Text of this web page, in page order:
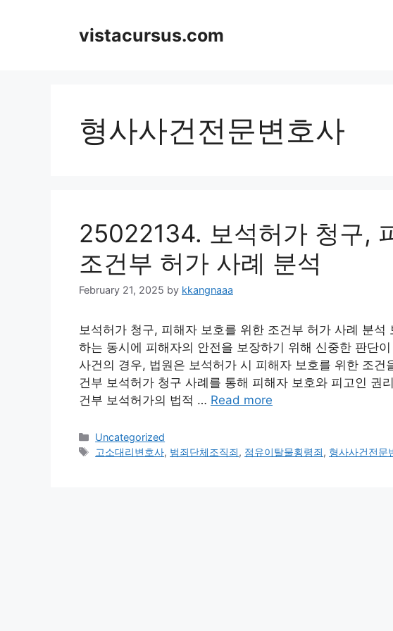
vistacursus.com
형사사건전문변호사
25022134. 보석허가 청구,
조건부 허가 사례 분석
February 21, 2025 by kkangnaaa
보석허가 청구, 피해자 보호를 위한 조건부 허가 사례 분
하는 동시에 피해자의 안전을 보장하기 위해 신중한 판단
사건의 경우, 법원은 보석허가 시 피해자 보호를 위한 조건
건부 보석허가 청구 사례를 통해 피해자 보호와 피고인 권
건부 보석허가의 법적 … Read more
Categories
Uncategorized
Tags
고소대리변호사, 범죄단체조직죄, 점유이탈물횡령죄, 형사사건전문